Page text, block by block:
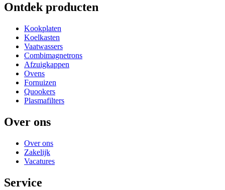
Ontdek producten
Kookplaten
Koelkasten
Vaatwassers
Combimagnetrons
Afzuigkappen
Ovens
Fornuizen
Quookers
Plasmafilters
Over ons
Over ons
Zakelijk
Vacatures
Service